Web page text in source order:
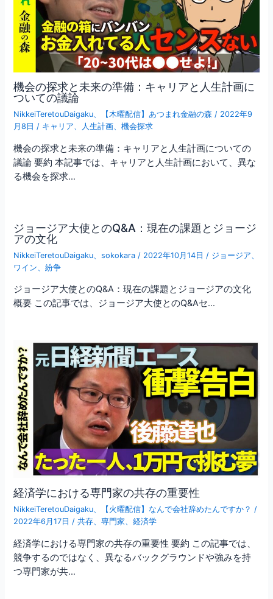
機会の探求と未来の準備：キャリアと人生計画に
ついての議論
NikkeiTeretouDaigaku、 【木曜配信】あつまれ金融の森 / 2022年9
月8日 / キャリア、 人生計画、機会探求
機会の探求と未来の準備：キャリアと人生計画についての
議論 要約 本記事では、キャリアと人生計画において、異な
る機会を探求…
ジョージア大使とのQ&A：現在の課題とジョージ
アの文化
NikkeiTeretouDaigaku 、sokokara / 2022年10月14日 / ジョージア
ワイン 、紛争
ジョージア大使とのQ&A：現在の課題とジョージアの文化
概要 この記事では、ジョージア大使とのQ&Aセ…
経済学における専門家の共存の重要性
NikkeiTeretouDaigaku、 【火曜配信】なんで会社辞めたんですか？ /
2022年6月17日 /共存、専門家、経済学
経済学における専門家の共存の重要性 要約 この記事では、
競争するのではなく、異なるバックグラウンドや強みを持
つ専門家が共…